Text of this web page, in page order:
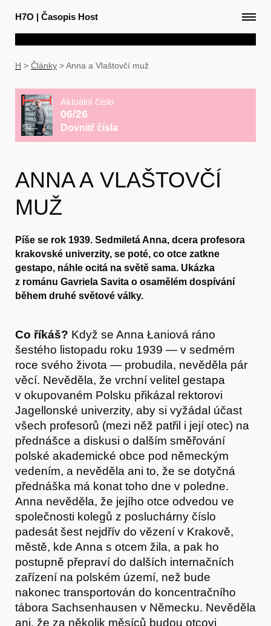
H7O | Časopis Host
H > Články >Anna a Vlaštovčí muž
Aktuální číslo
06/26
Dovnitř čísla
ANNA A VLAŠTOVČÍ
MUŽ
Píše se rok 1939. Sedmiletá Anna, dcera profesora
krakovské univerzity, se poté, co otce zatkne
gestapo, náhle ocitá na světě sama. Ukázka
z románu Gavriela Savita o osamělém dospívání
během druhé světové války.
Co říkáš? Když se Anna Łaniová ráno
šestého listopadu roku 1939 — v sedmém
roce svého života — probudila, nevěděla pár
věcí. Nevěděla, že vrchní velitel gestapa
v okupovaném Polsku přikázal rektorovi
Jagellonské univerzity, aby si vyžádal účast
všech profesorů (mezi něž patřil i její otec) na
přednášce a diskusi o dalším směřování
polské akademické obce pod německým
vedením, a nevěděla ani to, že se dotyčná
přednáška má konat toho dne v poledne.
Anna nevěděla, že jejího otce odvedou ve
společnosti kolegů z posluchárny číslo
padesát šest nejdřív do vězení v Krakově,
městě, kde Anna s otcem žila, a pak ho
postupně přepraví do dalších internačních
zařízení na polském území, než bude
nakonec transportován do koncentračního
tábora Sachsenhausen v Německu. Nevěděla
ani, že za několik měsíců budou otcovi